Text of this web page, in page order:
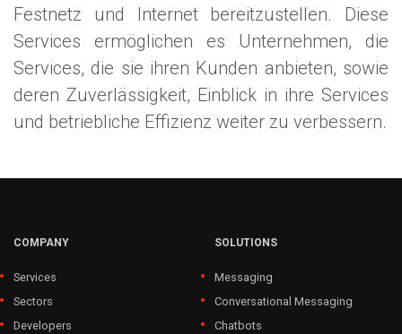
Festnetz und Internet bereitzustellen. Diese
Services ermöglichen es Unternehmen, die
Services, die sie ihren Kunden anbieten, sowie
deren Zuverlässigkeit, Einblick in ihre Services
und betriebliche Effizienz weiter zu verbessern.
COMPANY
Services
Sectors
Developers
SOLUTIONS
Messaging
Conversational Messaging
Chatbots